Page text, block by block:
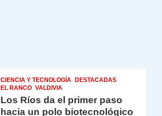
CIENCIA Y TECNOLOGÍA
DESTACADAS
EL RANCO VALDIVIA
Los Ríos da el primer paso
hacia un polo biotecnológico